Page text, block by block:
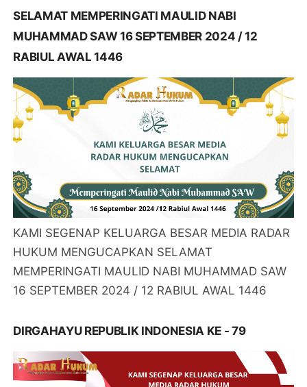
SELAMAT MEMPERINGATI MAULID NABI
MUHAMMAD SAW 16 SEPTEMBER 2024 / 12
RABIUL AWAL 1446
KAMI SEGENAP KELUARGA BESAR MEDIA RADAR
HUKUM MENGUCAPKAN SELAMAT
MEMPERINGATI MAULID NABI MUHAMMAD SAW
16 SEPTEMBER 2024 / 12 RABIUL AWAL 1446
DIRGAHAYU REPUBLIK INDONESIA KE - 79